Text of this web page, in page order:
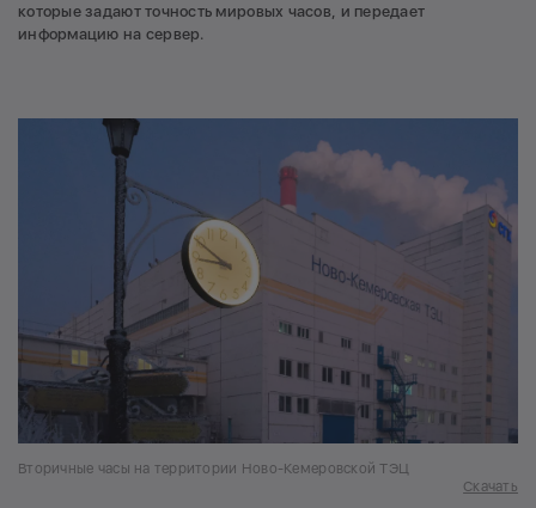
которые задают точность мировых часов, и передает
информацию на сервер.
Вторичные часы на территории Ново-Кемеровской ТЭЦ
Скачать